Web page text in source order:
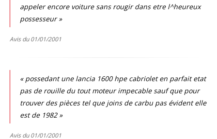
appeler encore voiture sans rougir dans etre l^heureux
possesseur »
Avis du 01/01/2001
« possedant une lancia 1600 hpe cabriolet en parfait etat
pas de rouille du tout moteur impecable sauf que pour
trouver des pièces tel que joins de carbu pas évident elle
est de 1982 »
Avis du 01/01/2001